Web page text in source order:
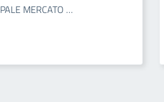
MERCATO …